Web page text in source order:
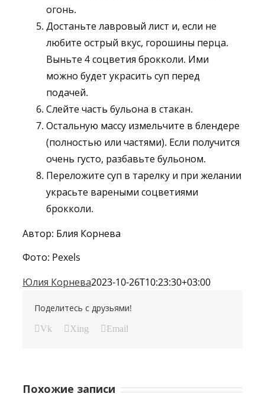
огонь.
Достаньте лавровый лист и, если не
любите острый вкус, горошины перца.
Выньте 4 соцветия брокколи. Ими
можно будет украсить суп перед
подачей.
Слейте часть бульона в стакан.
Остальную массу измельчите в блендере
(полностью или частями). Если получится
очень густо, разбавьте бульоном.
Переложите суп в тарелку и при желании
украсьте вареными соцветиями
брокколи.
Автор: Блия Корнева
Фото: Pexels
Юлия Корнева2023-10-26T10:23:30+03:00
Поделитесь с друзьями!
Vk Xing Email
Похожие записи